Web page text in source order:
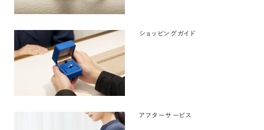
ショッピングガイド
アフターサービス